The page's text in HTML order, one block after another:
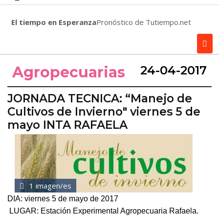
El tiempo en EsperanzaPronóstico de Tutiempo.net
Agropecuarias 24-04-2017
JORNADA TECNICA: “Manejo de
Cultivos de Invierno" viernes 5 de
mayo INTA RAFAELA
1 imagen/es
DIA: viernes 5 de mayo de 2017
LUGAR: Estación Experimental Agropecuaria Rafaela.